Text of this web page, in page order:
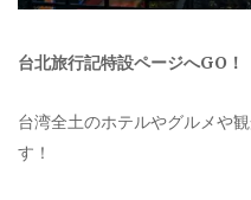
台北旅行記特設ページへGO！
台湾全土のホテルやグルメや
す！